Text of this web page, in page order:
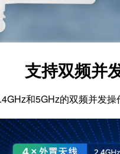
支持双频并
和5GHz的双频并发